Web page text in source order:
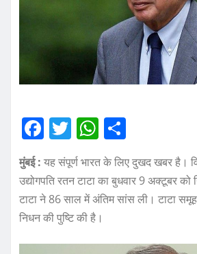
F
c
e
b
o
T
w
it
te
r
W
h
at
s
A
p
a
re
मुंबई : यह संपूर्ण भारत के लिए दुखद खबर है।
उद्योगपति रतन टाटा का बुधवार 9 अक्टूबर को
टाटा ने 86 साल में अंतिम सांस ली। टाटा
निधन की पुष्टि की है।